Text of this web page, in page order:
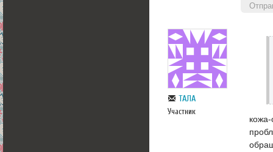
ТАЛА
Участник